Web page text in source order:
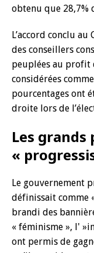
obtenu que 28,7%
L’accord conclu au
des conseillers
peuplées au profit
considérées
pourcentages ont
droite lors de
Les
«
Le gouvernement
définissait comme
brandi des
« féminisme », l'
ont permis de